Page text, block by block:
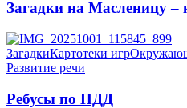
Загадки на Масленицу –
ЗагадкиКартотеки игр
Развитие речи
Ребусы по ПДД